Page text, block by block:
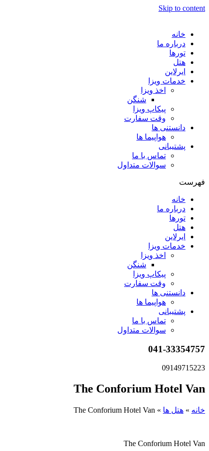
Skip to content
خانه
درباره ما
تورها
هتل
ایرلاین
خدمات ویزا
اخذ ویزا
شنگن
پیکاپ ویزا
وقت سفارت
دانستنی ها
هواپیما ها
پشتیبانی
تماس با ما
سوالات متداول
فهرست
خانه
درباره ما
تورها
هتل
ایرلاین
خدمات ویزا
اخذ ویزا
شنگن
پیکاپ ویزا
وقت سفارت
دانستنی ها
هواپیما ها
پشتیبانی
تماس با ما
سوالات متداول
041-33354757
09149715223
The Conforium Hotel Van
خانه » هتل ها »
The Conforium Hotel Van
The Conforium Hotel Van